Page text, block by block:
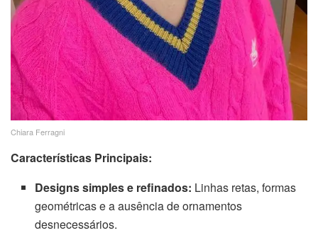
Chiara Ferragni
Características Principais:
Designs simples e refinados: Linhas retas, formas
geométricas e a ausência de ornamentos
desnecessários.